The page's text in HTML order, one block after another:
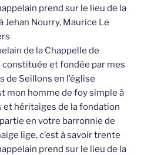
prend sur le lieu de la
Jehan Nourry, Maurice Le
de la Chappelle de
et fondée par mes
Seillons en l’église
mon homme de foy simple à
et héritaiges de la fondation
en votre barronnie de
lige, c’est à savoir trente
prend sur le lieu de la